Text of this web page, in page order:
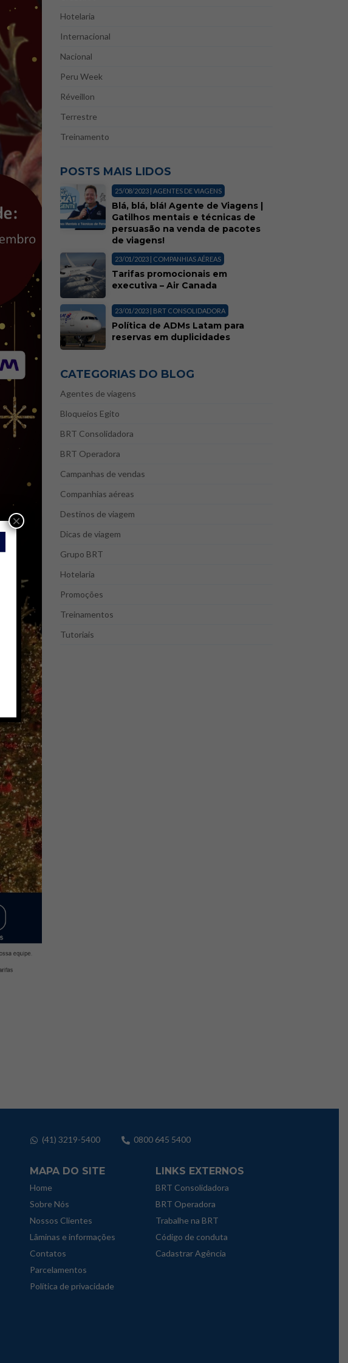
Hotelaria
Internacional
Nacional
Peru Week
Réveillon
Terrestre
Treinamento
POSTS MAIS LIDOS
25/08/2023 | AGENTES DE VIAGENS
Blá, blá, blá! Agente de Viagens |
Gatilhos mentais e técnicas de
persuasão na venda de pacotes
de viagens!
23/01/2023 | COMPANHIAS AÉREAS
Tarifas promocionais em
executiva – Air Canada
23/01/2023 | BRT CONSOLIDADORA
Política de ADMs Latam para
reservas em duplicidades
CATEGORIAS DO BLOG
Agentes de viagens
Bloqueios Egito
BRT Consolidadora
BRT Operadora
Campanhas de vendas
Companhias aéreas
Destinos de viagem
Dicas de viagem
Grupo BRT
Hotelaria
Promoções
Treinamentos
Tutoriais
(41) 3219-5400 0800 645 5400
MAPA DO SITE
Home
Sobre Nós
Nossos Clientes
Lâminas e informações
Contatos
Parcelamentos
Política de privacidade
LINKS EXTERNOS
BRT Consolidadora
BRT Operadora
Trabalhe na BRT
Código de conduta
Cadastrar Agência
×